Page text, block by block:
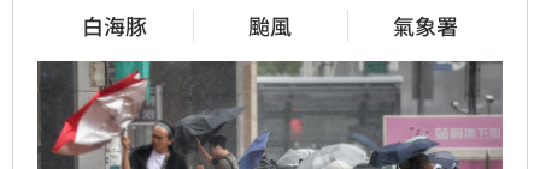
白海豚 颱風 氣象署